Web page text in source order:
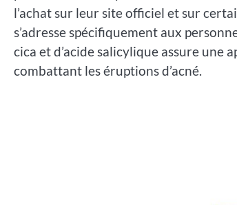
l’achat sur leur site officiel et sur
s’adresse spécifiquement aux
cica et d’acide salicylique assure une
combattant les éruptions d’acné.